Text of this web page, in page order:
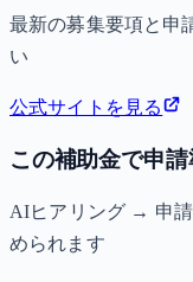
最新の募集要項と申
い
公式サイトを見る
この補助金で申
AIヒアリング → 申
められます